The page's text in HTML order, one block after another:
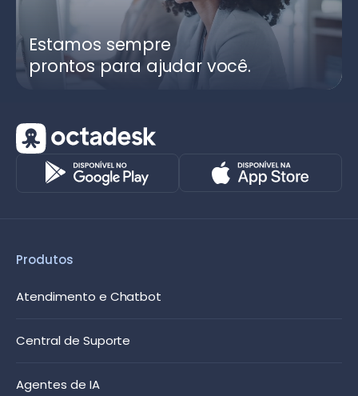
Estamos sempre
prontos para ajudar você.
Produtos
Atendimento e Chatbot
Central de Suporte
Agentes de IA